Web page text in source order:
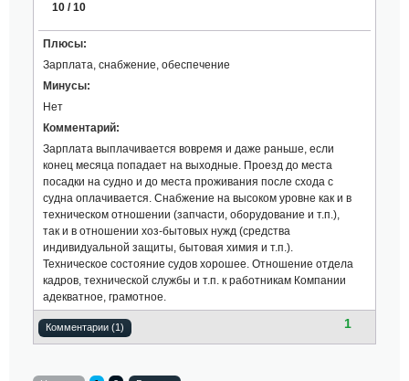
10 / 10
Плюсы:
Зарплата, снабжение, обеспечение
Минусы:
Нет
Комментарий:
Зарплата выплачивается вовремя и даже раньше, если
конец месяца попадает на выходные. Проезд до места
посадки на судно и до места проживания после схода с
судна оплачивается. Снабжение на высоком уровне как и в
техническом отношении (запчасти, оборудование и т.п.),
так и в отношении хоз-бытовых нужд (средства
индивидуальной защиты, бытовая химия и т.п.).
Техническое состояние судов хорошее. Отношение отдела
кадров, технической службы и т.п. к работникам Компании
адекватное, грамотное.
Комментарии (1) 1